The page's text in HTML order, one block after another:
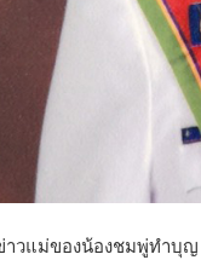
าวแม่ของน้องชมพู่ทำบุ